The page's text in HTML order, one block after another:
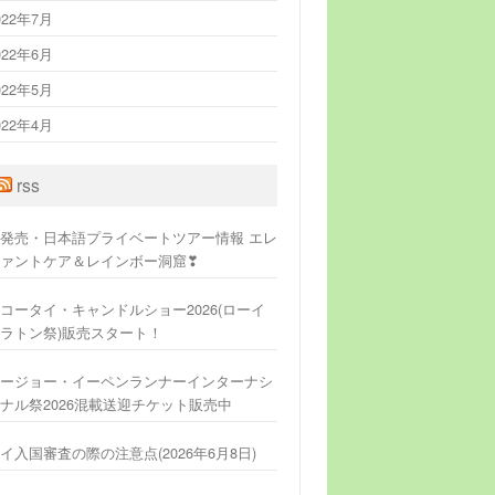
年7月
年6月
年5月
年4月
rss
売・日本語プライベートツアー情報 エレ
ントケア＆レインボー洞窟❣
ータイ・キャンドルショー2026(ローイ
トン祭)販売スタート！
ジョー・イーペンランナーインターナシ
ル祭2026混載送迎チケット販売中
入国審査の際の注意点(2026年6月8日)